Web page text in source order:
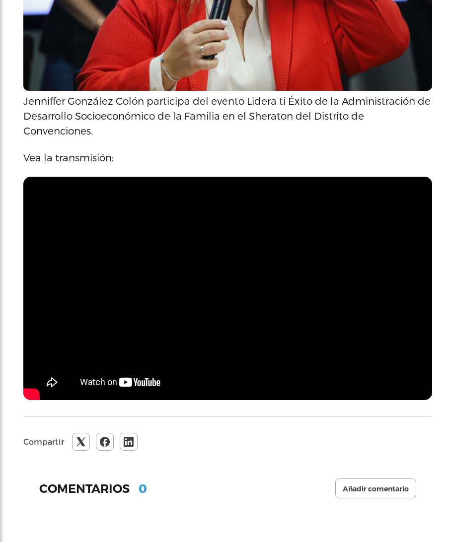
Jenniffer González Colón participa del evento Lidera ti Éxito de la Administración de
Desarrollo Socioeconómico de la Familia en el Sheraton del Distrito de
Convenciones.
Vea la transmisión:
Compartir
COMENTARIOS 0 Añadir comentario